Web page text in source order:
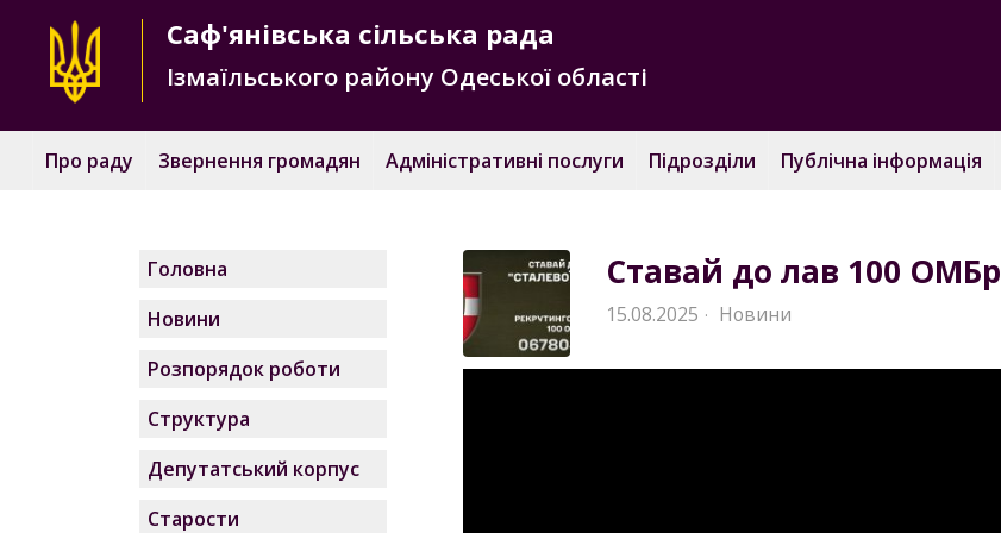
Саф'янівська сільська рада
Ізмаїльського району Одеської області
Про раду Звернення громадян Адміністративні послуги Підрозділи Публічна інформація
Ставай до лав 100 ОМБр
15.08.2025 · Новини
Головна
Новини
Розпорядок роботи
Структура
Депутатський корпус
Старости